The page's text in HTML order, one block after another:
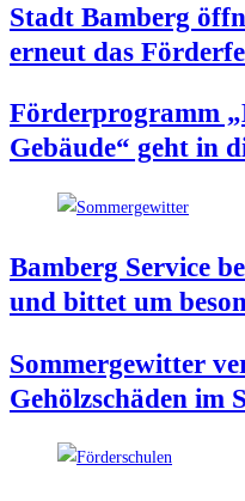
Stadt Bam­berg
erneut das
För­der­pro­gramm
Gebäu­de“ geht in
Bam­berg Ser­vice
und bit­tet um
Som­mer­ge­wit­ter
Gehölz­schä­den im